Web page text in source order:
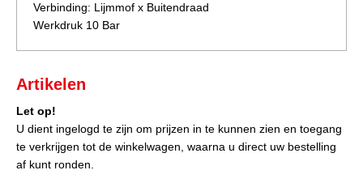
Verbinding: Lijmmof x Buitendraad
Werkdruk 10 Bar
Artikelen
Let op!
U dient ingelogd te zijn om prijzen in te kunnen zien en toegang
te verkrijgen tot de winkelwagen, waarna u direct uw bestelling
af kunt ronden.